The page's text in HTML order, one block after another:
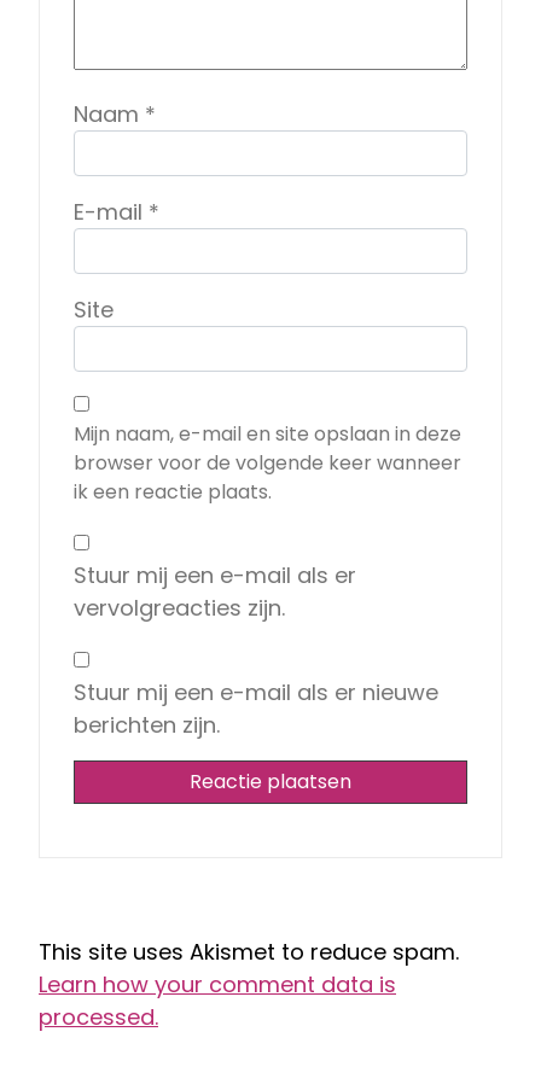
Naam *
E-mail *
Site
Mijn naam, e-mail en site opslaan in deze
browser voor de volgende keer wanneer
ik een reactie plaats.
Stuur mij een e-mail als er
vervolgreacties zijn.
Stuur mij een e-mail als er nieuwe
berichten zijn.
This site uses Akismet to reduce spam.
Learn how your comment data is
processed.